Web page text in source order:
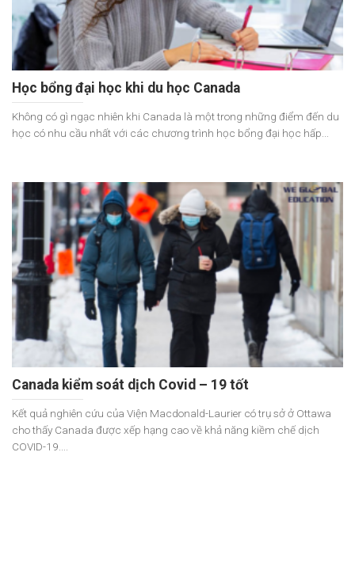
Học bổng đại học khi du học Canada
Không có gì ngạc nhiên khi Canada là một trong những điểm đến du
học có nhu cầu nhất với các chương trình học bổng đại học hấp...
Canada kiểm soát dịch Covid – 19 tốt
Kết quả nghiên cứu của Viện Macdonald-Laurier có trụ sở ở Ottawa
cho thấy Canada được xếp hạng cao về khả năng kiềm chế dịch
COVID-19....